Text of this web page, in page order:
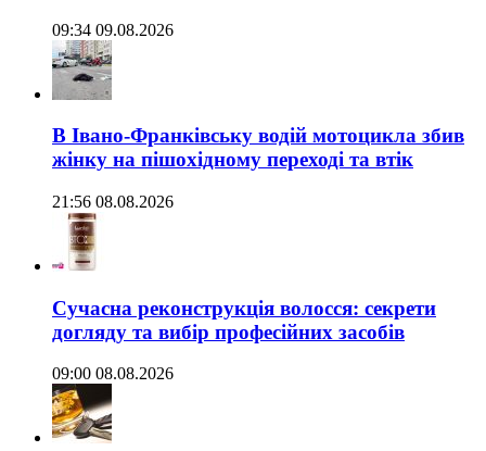
09:34 09.08.2026
В Івано-Франківську водій мотоцикла збив
жінку на пішохідному переході та втік
21:56 08.08.2026
Сучасна реконструкція волосся: секрети
догляду та вибір професійних засобів
09:00 08.08.2026